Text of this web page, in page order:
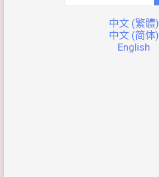
中文 (繁體)
中文 (简体)
English